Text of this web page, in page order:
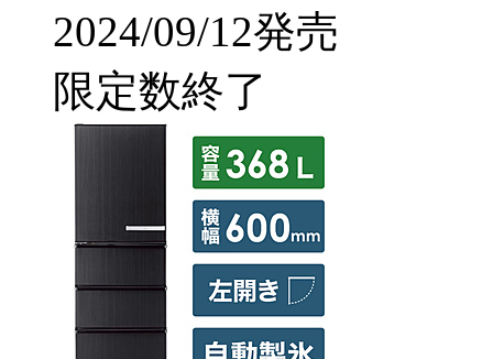
2024/09/12発売
限定数終了